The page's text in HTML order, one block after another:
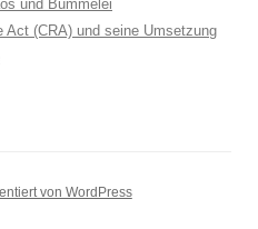
und Bummelei
Act (CRA) und seine Umsetzung
von WordPress